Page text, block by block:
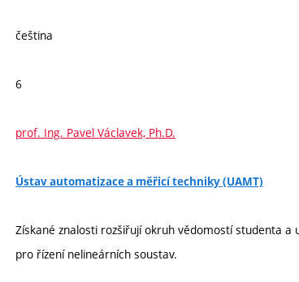
čeština
6
prof. Ing. Pavel Václavek, Ph.D.
Ústav automatizace a měřicí techniky (UAMT)
Získané znalosti rozšiřují okruh vědomostí studenta
pro řízení nelineárních soustav.